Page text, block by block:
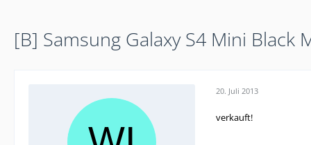
[B] Samsung Galaxy S4 Mini Black
20. Juli 2013
verkauft!